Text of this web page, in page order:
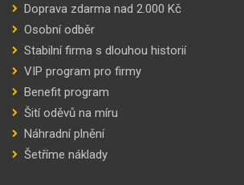
Doprava zdarma nad 2.000 Kč
Osobní odběr
Stabilní firma s dlouhou historií
VIP program pro firmy
Benefit program
Šití oděvů na míru
Náhradní plnění
Šetříme náklady